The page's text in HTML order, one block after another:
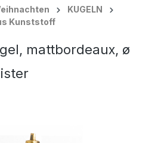
KUGELN
Kunststoff
mattbordeaux, ø